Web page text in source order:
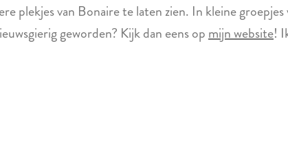
plekjes van Bonaire te laten zien. In kleine
geworden? Kijk dan eens opmijn website!